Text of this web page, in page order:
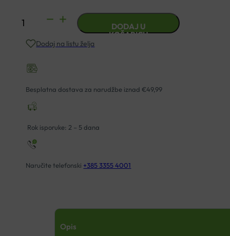
VICHY
DNEVNA
PERIMENOPAUZI
KOŽA
50ML
količina
DODAJ U
KOŠARICU
Dodaj na listu želja
Besplatna dostava za narudžbe iznad €49,99
Rok isporuke: 2 – 5 dana
Naručite telefonski +385 3355 4001
Opis